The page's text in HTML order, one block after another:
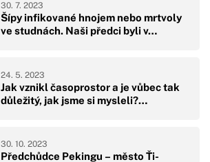
Šípy infikované hnojem nebo mrtvoly
ve studnách. Naši předci byli v…
30. 7. 2023
Jak vznikl časoprostor a je vůbec tak
důležitý, jak jsme si mysleli?…
24. 5. 2023
Předchůdce Pekingu – město Ťi-
30. 10. 2023